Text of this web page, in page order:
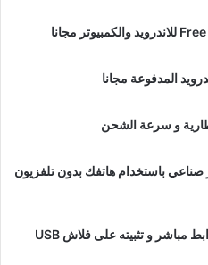
المدفوعة مجانا
باستخدام هاتفك بدون تلفزيون
تحميل نسخة MacOS Sierra برابط مباشر و تثبيته على فلاش USB